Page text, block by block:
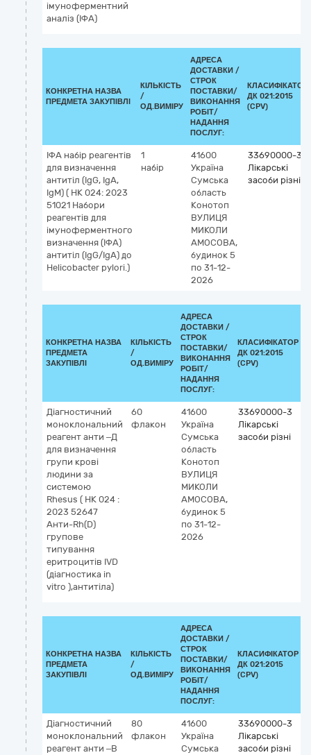
імуноферментний
аналіз (ІФА)
КОНКРЕТНА НАЗВА
ПРЕДМЕТА ЗАКУПІВЛІ
КІЛЬКІСТЬ
/
ОД.ВИМІРУ
АДРЕСА
ДОСТАВКИ /
СТРОК
ПОСТАВКИ/
ВИКОНАННЯ
РОБІТ/
НАДАННЯ
ПОСЛУГ:
КЛАСИФІКАТОР
ДК 021:2015
(CPV)
ІФА набір реагентів
для визначення
антитіл (IgG, IgA,
IgM) ( НК 024: 2023
51021 Набори
реагентів для
імуноферментного
визначення (ІФА)
антитіл (IgG/IgA) до
Helicobacter pylori.)
1
набір
41600
Україна
Сумська
область
Конотоп
ВУЛИЦЯ
МИКОЛИ
АМОСОВА,
будинок 5
по 31-12-
2026
33690000-3
Лікарські
засоби різні
КОНКРЕТНА НАЗВА
ПРЕДМЕТА
ЗАКУПІВЛІ
КІЛЬКІСТЬ
/
ОД.ВИМІРУ
АДРЕСА
ДОСТАВКИ /
СТРОК
ПОСТАВКИ/
ВИКОНАННЯ
РОБІТ/
НАДАННЯ
ПОСЛУГ:
КЛАСИФІКАТОР
ДК 021:2015
(CPV)
Діагностичний
моноклональний
реагент анти –Д
для визначення
групи крові
людини за
системою
Rhesus ( НК 024 :
2023 52647
Анти-Rh(D)
групове
типування
еритроцитів IVD
(діагностика in
vitro ),антитіла)
60
флакон
41600
Україна
Сумська
область
Конотоп
ВУЛИЦЯ
МИКОЛИ
АМОСОВА,
будинок 5
по 31-12-
2026
33690000-3
Лікарські
засоби різні
КОНКРЕТНА НАЗВА
ПРЕДМЕТА
ЗАКУПІВЛІ
КІЛЬКІСТЬ
/
ОД.ВИМІРУ
АДРЕСА
ДОСТАВКИ /
СТРОК
ПОСТАВКИ/
ВИКОНАННЯ
РОБІТ/
НАДАННЯ
ПОСЛУГ:
КЛАСИФІКАТОР
ДК 021:2015
(CPV)
Діагностичний
моноклональний
реагент анти –В
80
флакон
41600
Україна
Сумська
33690000-3
Лікарські
засоби різні